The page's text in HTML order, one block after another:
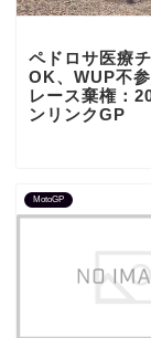
ペドロサ医療
OK、WUP不
レース棄権：
ンリンクGP
MotoGP